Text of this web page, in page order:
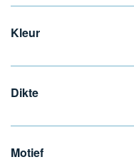
Kleur
Dikte
Motief